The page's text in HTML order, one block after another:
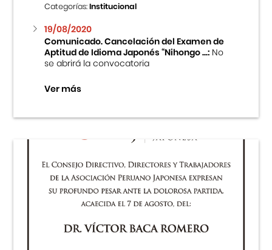
Categorías:Institucional
19/08/2020
Comunicado. Cancelación del Examen de
Aptitud de Idioma Japonés “Nihongo ...:No
se abrirá la convocatoria
Ver más